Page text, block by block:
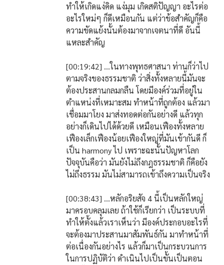
ทำให้เกิดแง่คิด แง่มุม เกิดสติปัญญา อะไรต่อ
อะไรใหม่ๆ ก็ดีเหมือนกัน แต่ว่าข้อสำคัญก็คือ
ความขัดแย้งนั้นต้องมาจากเจตนาที่ดี อันนี้
แหละสำคัญ
[00:19:42] ...ในทางพุทธศาสนา ท่านก็ว่าไป
ตามจริงของธรรมชาติ ว่าสิ่งทั้งหลายนี้มันจะ
ต้องประสานกลมกลืน โดยมีองค์ร่วมที่อยู่ใน
ตำแหน่งที่เหมาะสม ทำหน้าที่ถูกต้อง แล้วมา
เชื่อมมาโยง มาส่งทอดต่อกันอย่างดี แล้วทุก
อย่างก็เดินไปได้ด้วยดี เหมือนเฟืองทั้งหลาย
เฟืองเล็กเฟืองน้อยเฟืองใหญ่ที่มันเข้ากันดี ก็
เป็น harmony ไป เพราะฉะนั้นปัญหาโลก
ปัจจุบันคือว่า มันยังไม่ถึงกฎธรรมชาติ ก็คือยัง
ไม่ถึงธรรม มันไม่สามารถเข้าถึงความเป็นจริง
[00:38:43] ...หลักอริยสัจ 4 นี้เป็นหลักใหญ่
มาครอบคลุมเลย ถ้าใช้ก็เรียกว่า เป็นระบบที่
ทำให้ตั้งแล้วเราเห็นว่า มีองค์ประกอบอะไรที่
จะต้องมาประสานมาสัมพันธ์กัน มาทำหน้าที่
ต่อเนื่องกันอย่างไร แล้วก็มาเป็นกระบวนการ
ในการปฏิบัติว่า ดำเนินไปเป็นขั้นเป็นตอน